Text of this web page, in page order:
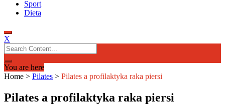
Sport
Dieta
X
Search
for:
You are here
Home > Pilates > Pilates a profilaktyka raka piersi
Pilates a profilaktyka raka piersi